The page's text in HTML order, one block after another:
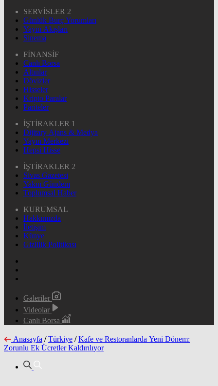
SERVİSLER 2
Günlük Burç Yorumları
Yayın Akışları
Sinema
FİNANSİF
Canlı Borsa
Altınlar
Dövizler
Hisseler
Kripto Paralar
Pariteler
İŞTİRAKLER 1
Dijitary Ajans & Medya
Yayın Merkezi
Hepsi Hisse
İŞTİRAKLER 2
Sivas Gazetesi
Yakın Gündem
Toplumsal Haber
KURUMSAL
Hakkımızda
İletişim
Künye
Gizlilik Politikası
Galeriler
Videolar
Canlı Borsa
Anasayfa / Türkiye / Kafe ve Restoranlarda Yeni Dönem:
Zorunlu Ek Ücretler Kaldırılıyor